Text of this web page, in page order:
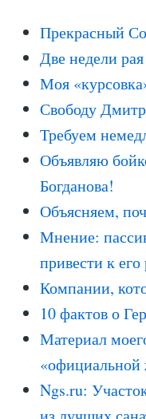
Прекрасный
Две недели
Моя
Свободу
Требуем
Объявляю
Богданова!
Объясняем,
Мнение:
привести к
Компании,
10 фактов о
Материал
Ngs.ru: